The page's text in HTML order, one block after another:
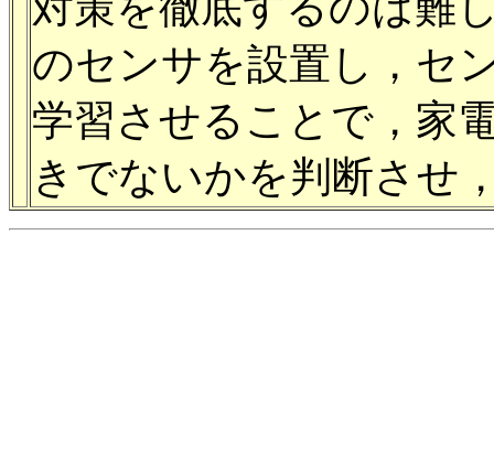
のセンサを設置し，セ
学習させることで，家
きでないかを判断させ